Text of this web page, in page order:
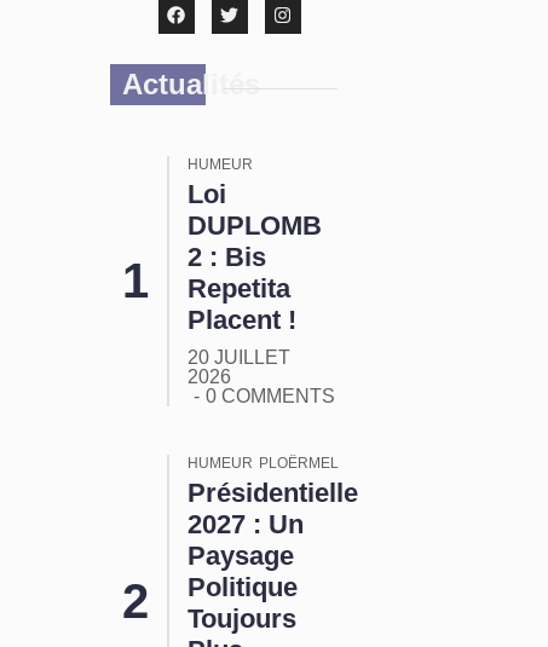
Actualités
HUMEUR
Loi
DUPLOMB
2 : Bis
Repetita
Placent !
20 JUILLET
2026
0 COMMENTS
HUMEUR PLOËRMEL
Présidentielle
2027 : Un
Paysage
Politique
Toujours